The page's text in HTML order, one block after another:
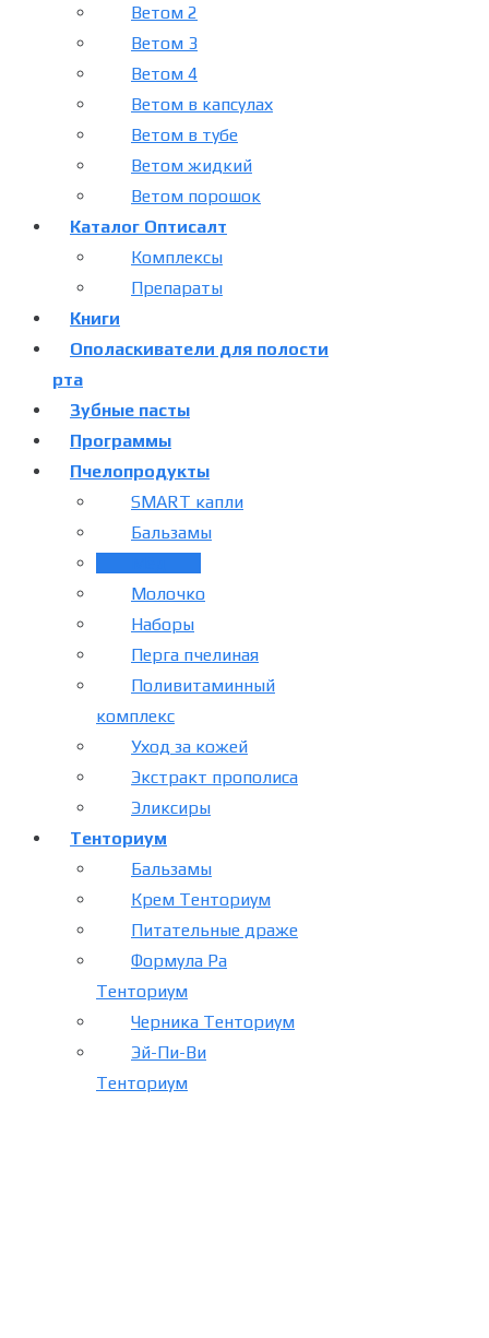
Ветом 2
Ветом 3
Ветом 4
Ветом в капсулах
Ветом в тубе
Ветом жидкий
Ветом порошок
Каталог Оптисалт
Комплексы
Препараты
Книги
Ополаскиватели для полости
рта
Зубные пасты
Программы
Пчелопродукты
SMART капли
Бальзамы
Молочко
Наборы
Перга пчелиная
Поливитаминный
комплекс
Уход за кожей
Экстракт прополиса
Эликсиры
Тенториум
Бальзамы
Крем Тенториум
Питательные драже
Формула Ра
Тенториум
Черника Тенториум
Эй-Пи-Ви
Тенториум